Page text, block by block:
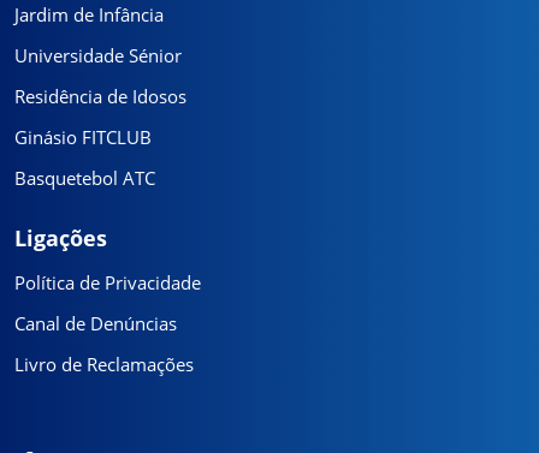
Jardim de Infância
Universidade Sénior
Residência de Idosos
Ginásio FITCLUB
Basquetebol ATC
Ligações
Política de Privacidade
Canal de Denúncias
Livro de Reclamações